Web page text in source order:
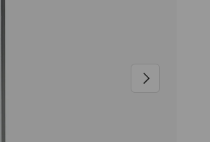
Næste